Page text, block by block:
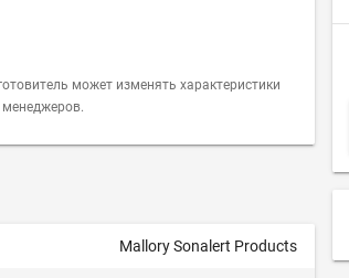
может изменять характеристики
Mallory Sonalert Products